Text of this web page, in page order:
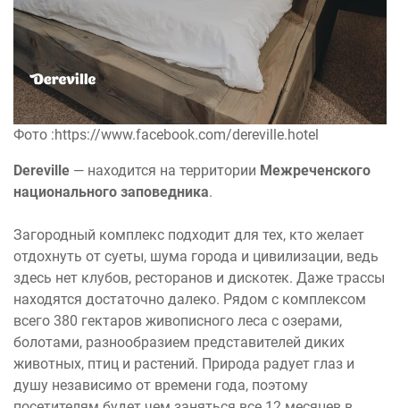
Фото :https://www.facebook.com/dereville.hotel
Dereville — находится на территории Межреченского
национального заповедника.
Загородный комплекс подходит для тех, кто желает
отдохнуть от суеты, шума города и цивилизации, ведь
здесь нет клубов, ресторанов и дискотек. Даже трассы
находятся достаточно далеко. Рядом с комплексом
всего 380 гектаров живописного леса с озерами,
болотами, разнообразием представителей диких
животных, птиц и растений. Природа радует глаз и
душу независимо от времени года, поэтому